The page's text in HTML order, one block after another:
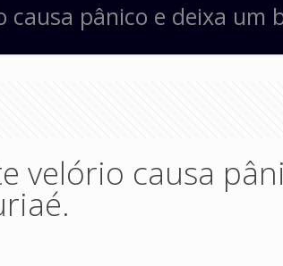
pânico e deixa um
velório causa